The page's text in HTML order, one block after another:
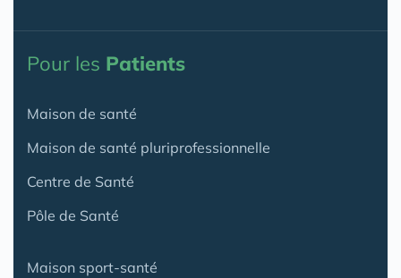
Pour les Patients
Maison de santé
Maison de santé pluriprofessionnelle
Centre de Santé
Pôle de Santé
Maison sport-santé